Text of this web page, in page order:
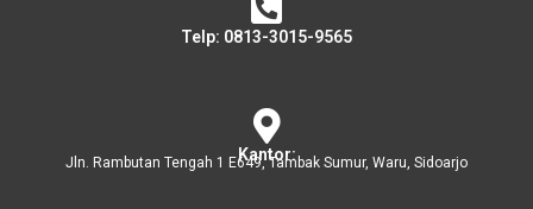
Telp: 0813-3015-9565
Kantor:
Jln. Rambutan Tengah 1 E649, Tambak Sumur, Waru, Sidoarjo